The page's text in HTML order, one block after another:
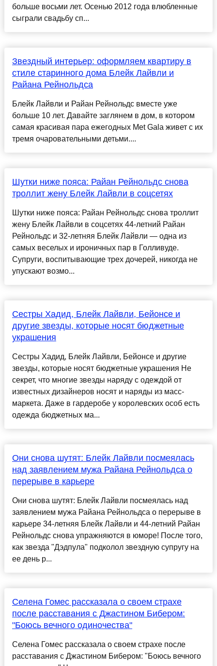
больше восьми лет. Осенью 2012 года влюбленные
сыграли свадьбу сп...
Звездный интерьер: оформляем квартиру в
стиле старинного дома Блейк Лайвли и
Райана Рейнольдса
Блейк Лайвли и Райан Рейнольдс вместе уже
больше 10 лет. Давайте заглянем в дом, в котором
самая красивая пара ежегодных Met Gala живет с их
тремя очаровательными детьми....
Шутки ниже пояса: Райан Рейнольдс снова
троллит жену Блейк Лайвли в соцсетях
Шутки ниже пояса: Райан Рейнольдс снова троллит
жену Блейк Лайвли в соцсетях 44-летний Райан
Рейнольдс и 32-летняя Блейк Лайвли — одна из
самых веселых и ироничных пар в Голливуде.
Супруги, воспитывающие трех дочерей, никогда не
упускают возмо...
Сестры Хадид, Блейк Лайвли, Бейонсе и
другие звезды, которые носят бюджетные
украшения
Сестры Хадид, Блейк Лайвли, Бейонсе и другие
звезды, которые носят бюджетные украшения Не
секрет, что многие звезды наряду с одеждой от
известных дизайнеров носят и наряды из масс-
маркета. Даже в гардеробе у королевских особ есть
одежда бюджетных ма...
Они снова шутят: Блейк Лайвли посмеялась
над заявлением мужа Райана Рейнольдса о
перерыве в карьере
Они снова шутят: Блейк Лайвли посмеялась над
заявлением мужа Райана Рейнольдса о перерыве в
карьере 34-летняя Блейк Лайвли и 44-летний Райан
Рейнольдс снова упражняются в юморе! После того,
как звезда "Дэдпула" подколол звездную супругу на
ее день р...
Селена Гомес рассказала о своем страхе
после расставания с Джастином Бибером:
"Боюсь вечного одиночества"
Селена Гомес рассказала о своем страхе после
расставания с Джастином Бибером: "Боюсь вечного